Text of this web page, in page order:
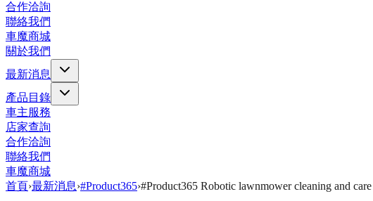
合作洽詢
聯絡我們
車魔商城
關於我們
最新消息
產品目錄
車主服務
店家查詢
合作洽詢
聯絡我們
車魔商城
首頁›最新消息›#Product365›#Product365 Robotic lawnmower cleaning and